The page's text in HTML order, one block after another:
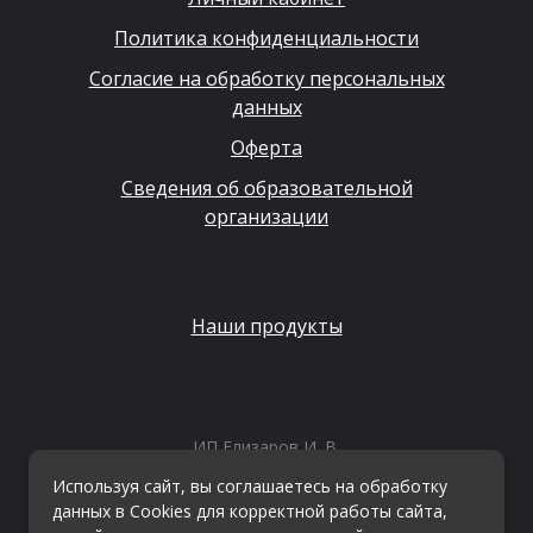
Политика конфиденциальности
Согласие на обработку персональных
данных
Оферта
Сведения об образовательной
организации
Наши продукты
ИП Елизаров И. В.
ОГРНИП: 315665800057162
Эл. почта:info@kvestiks.ru
Используя сайт, вы соглашаетесь на обработку
данных в Cookies для корректной работы сайта,